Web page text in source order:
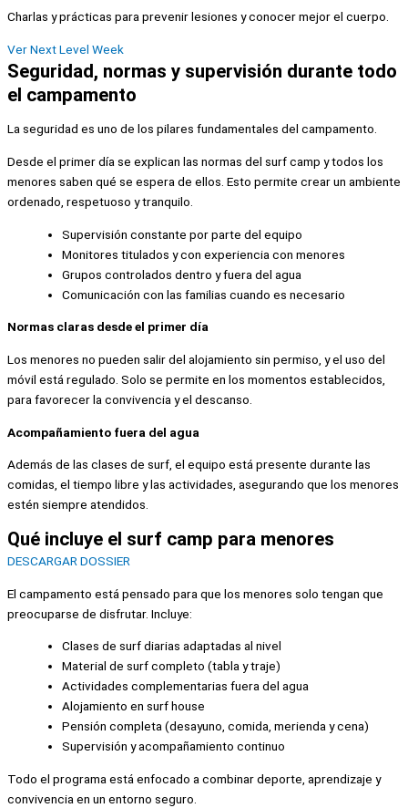
Charlas y prácticas para prevenir lesiones y conocer mejor el cuerpo.
Ver Next Level Week
Seguridad, normas y supervisión durante todo
el campamento
La seguridad es uno de los pilares fundamentales del campamento.
Desde el primer día se explican las normas del surf camp y todos los
menores saben qué se espera de ellos. Esto permite crear un ambiente
ordenado, respetuoso y tranquilo.
Supervisión constante por parte del equipo
Monitores titulados y con experiencia con menores
Grupos controlados dentro y fuera del agua
Comunicación con las familias cuando es necesario
Normas claras desde el primer día
Los menores no pueden salir del alojamiento sin permiso, y el uso del
móvil está regulado. Solo se permite en los momentos establecidos,
para favorecer la convivencia y el descanso.
Acompañamiento fuera del agua
Además de las clases de surf, el equipo está presente durante las
comidas, el tiempo libre y las actividades, asegurando que los menores
estén siempre atendidos.
Qué incluye el surf camp para menores
DESCARGAR DOSSIER
El campamento está pensado para que los menores solo tengan que
preocuparse de disfrutar. Incluye:
Clases de surf diarias adaptadas al nivel
Material de surf completo (tabla y traje)
Actividades complementarias fuera del agua
Alojamiento en surf house
Pensión completa (desayuno, comida, merienda y cena)
Supervisión y acompañamiento continuo
Todo el programa está enfocado a combinar deporte, aprendizaje y
convivencia en un entorno seguro.